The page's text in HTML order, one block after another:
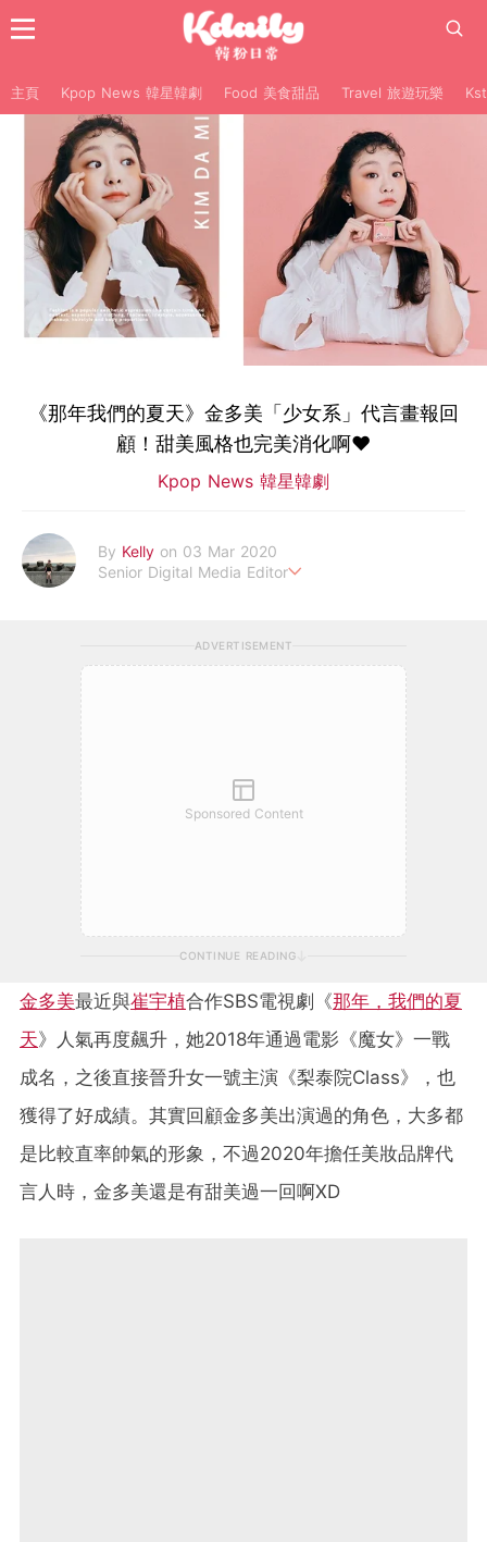
主頁 Kpop News 韓星韓劇 Food 美食甜品 Travel 旅遊玩樂
《那年我們的夏天》金多美「少女系」代言畫報回
顧！甜美風格也完美消化啊♥
Kpop News 韓星韓劇
By Kelly on 03 Mar 2020
Senior Digital Media Editor
ADVERTISEMENT
Sponsored Content
CONTINUE READING
金多美最近與崔宇植合作SBS電視劇《那年，我們的夏
天》人氣再度飆升，她2018年通過電影《魔女》一戰
成名，之後直接晉升女一號主演《梨泰院Class》，也
獲得了好成績。其實回顧金多美出演過的角色，大多都
是比較直率帥氣的形象，不過2020年擔任美妝品牌代
言人時，金多美還是有甜美過一回啊XD